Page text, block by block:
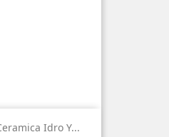
Idro Y...